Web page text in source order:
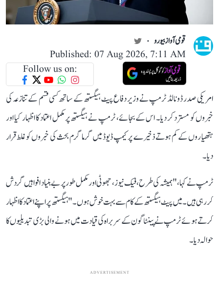
قومی آواز بیورو
Published: 07 Aug 2026, 7:11 AM
Follow us on:
امریکی صدر ڈونالڈ ٹرمپ نے وزیر دفاع پیٹ ہیگستھ کے ساتھ کسی قسم کے تنازعہ کی
خبروں کو مسترد کر دیا۔ اس کے بجائے، ٹرمپ نے ہیگستھ پر مکمل اعتماد کا اظہار کیا اور
ہتھیاروں کے کم ہوتے ذخیرے پر کیمپ ڈیوڈ میں گرما گرم بحث کی خبروں کو غلط قرار
دیا۔
ٹرمپ نے کہا، "ہمیشہ کی طرح، فیک نیوز ، جھوٹی اور مکمل طور پر بے بنیاد افواہیں گردش
کر رہی ہیں۔ میں پیٹ ہیگستھ کے کام سے بہت خوش ہوں۔" ہیگستھ پر اپنے اعتماد کا اظہار
کرتے ہوئے ٹرمپ نے پینٹاگون کے سربراہ کی قیادت میں ہونے والی بڑی تبدیلیوں کا
حوالہ دیا۔
ADVERTISEMENT